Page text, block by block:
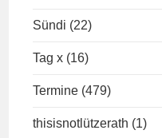
Sündi (22)
Tag x (16)
Termine (479)
thisisnotlützerath (1)